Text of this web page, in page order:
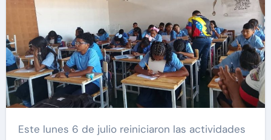
Este lunes 6 de julio reiniciaron las actividades